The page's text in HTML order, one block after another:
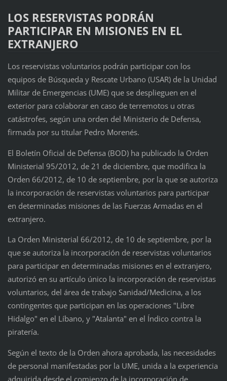
LOS RESERVISTAS PODRÁN
PARTICIPAR EN MISIONES EN EL
EXTRANJERO
Los reservistas voluntarios podrán participar con los
equipos de Búsqueda y Rescate Urbano (USAR) de la Unidad
Militar de Emergencias (UME) que se desplieguen en el
exterior para colaborar en caso de terremotos u otras
catástrofes, según una orden del Ministerio de Defensa,
firmada por su titular Pedro Morenés.
El Boletín Oficial de Defensa (BOD) ha publicado la Orden
Ministerial 95/2012, de 21 de diciembre, que modifica la
Orden 66/2012, de 10 de septiembre, por la que se autoriza
la incorporación de reservistas voluntarios para participar
en determinadas misiones de las Fuerzas Armadas en el
extranjero.
La Orden Ministerial 66/2012, de 10 de septiembre, por la
que se autoriza la incorporación de reservistas voluntarios
para participar en determinadas misiones en el extranjero,
autorizó en su artículo único la incorporación de reservistas
voluntarios, del área de trabajo Sanidad/Medicina, a los
contingentes que participan en las operaciones "Libre
Hidalgo" en el Líbano, y "Atalanta" en el Índico contra la
piratería.
Según el texto de la Orden ahora aprobada, las necesidades
de personal manifestadas por la UME, unida a la experiencia